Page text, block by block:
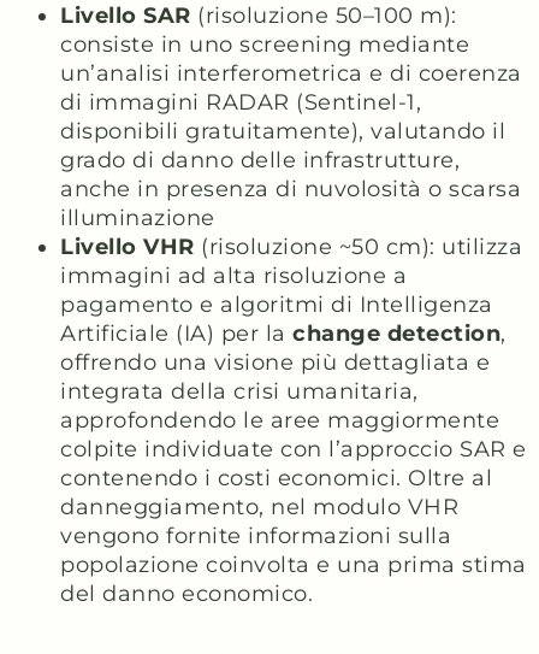
Livello SAR (risoluzione 50–100 m):
consiste in uno screening mediante
un’analisi interferometrica e di coerenza
di immagini RADAR (Sentinel-1,
disponibili gratuitamente), valutando il
grado di danno delle infrastrutture,
anche in presenza di nuvolosità o scarsa
illuminazione
Livello VHR (risoluzione ~50 cm): utilizza
immagini ad alta risoluzione a
pagamento e algoritmi di Intelligenza
Artificiale (IA) per la change detection,
offrendo una visione più dettagliata e
integrata della crisi umanitaria,
approfondendo le aree maggiormente
colpite individuate con l’approccio SAR e
contenendo i costi economici. Oltre al
danneggiamento, nel modulo VHR
vengono fornite informazioni sulla
popolazione coinvolta e una prima stima
del danno economico.